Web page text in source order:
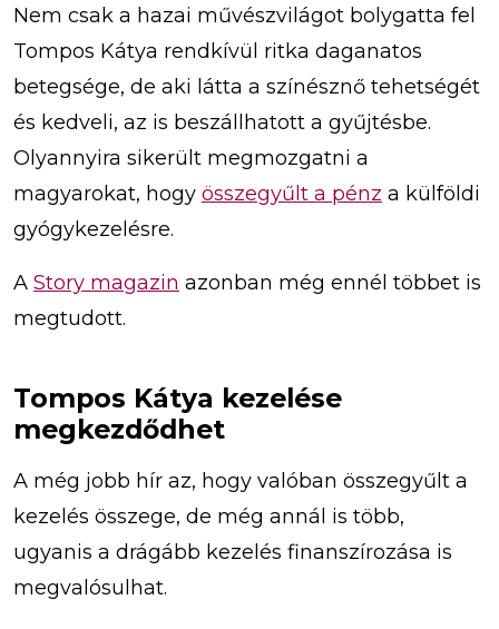
Nem csak a hazai művészvilágot bolygatta fel
Tompos Kátya rendkívül ritka daganatos
betegsége, de aki látta a színésznő tehetségét
és kedveli, az is beszállhatott a gyűjtésbe.
Olyannyira sikerült megmozgatni a
magyarokat, hogy összegyűlt a pénz a külföldi
gyógykezelésre.
A Story magazin azonban még ennél többet is
megtudott.
Tompos Kátya kezelése
megkezdődhet
A még jobb hír az, hogy valóban összegyűlt a
kezelés összege, de még annál is több,
ugyanis a drágább kezelés finanszírozása is
megvalósulhat.